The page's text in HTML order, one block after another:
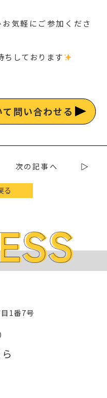
気軽にご参加くださ
ちしております
問い合わせる
次の記事へ
る
1番7号